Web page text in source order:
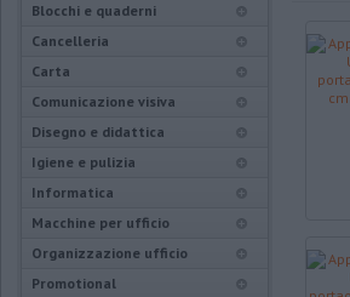
Blocchi e quaderni
Cancelleria
Carta
Comunicazione visiva
Disegno e didattica
Igiene e pulizia
Informatica
Macchine per ufficio
Organizzazione ufficio
Promotional